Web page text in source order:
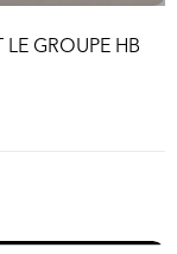
LE GROUPE HB